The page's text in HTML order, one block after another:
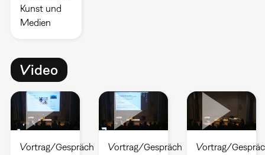
Kunst und
Medien
Video
Vortrag/Gespräch Vortrag/Gespräch Vortrag/